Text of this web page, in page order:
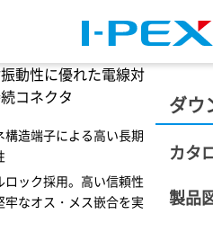
動性に優れた電線対
コネクタ
構造端子による高い長期
ロック採用。高い信頼性
牢なオス・メス嵌合を実
ダウ
カタ
製品